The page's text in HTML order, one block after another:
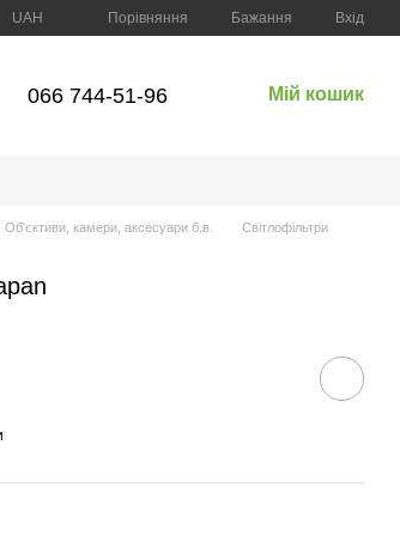
UAH Порівняння Бажання Вхід
066 744-51-96 Мій кошик
Об'єктиви, камери, аксесуари б.в.
Світлофільтри